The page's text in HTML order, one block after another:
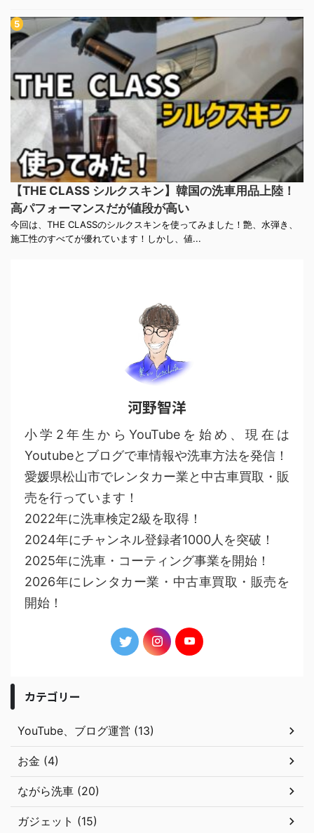
【THE CLASS シルクスキン】韓国の洗車用品上陸！
高パフォーマンスだが値段が高い
今回は、THE CLASSのシルクスキンを使ってみました！艶、水弾き、
施工性のすべてが優れています！しかし、値...
河野智洋
小学2年生からYouTubeを始め、現在は
Youtubeとブログで車情報や洗車方法を発信！
愛媛県松山市でレンタカー業と中古車買取・販
売を行っています！
2022年に洗車検定2級を取得！
2024年にチャンネル登録者1000人を突破！
2025年に洗車・コーティング事業を開始！
2026年にレンタカー業・中古車買取・販売を
開始！
カテゴリー
YouTube、ブログ運営 (13)
お金 (4)
ながら洗車 (20)
ガジェット (15)